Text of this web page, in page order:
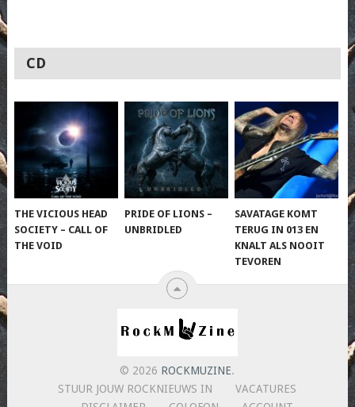
CD
THE VICIOUS HEAD
SOCIETY – CALL OF
THE VOID
PRIDE OF LIONS –
UNBRIDLED
SAVATAGE KOMT
TERUG IN 013 EN
KNALT ALS NOOIT
TEVOREN
© 2026 ROCKMUZINE.
STUUR JOUW ROCKNIEUWS IN
VACATURES